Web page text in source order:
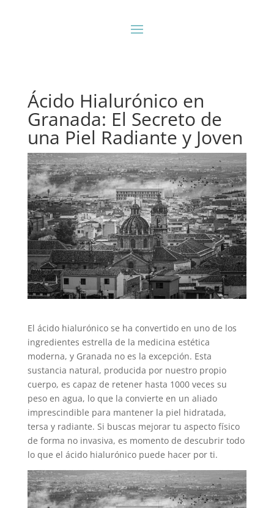
Ácido Hialurónico en
Granada: El Secreto de
una Piel Radiante y Joven
El ácido hialurónico se ha convertido en uno de los
ingredientes estrella de la medicina estética
moderna, y Granada no es la excepción. Esta
sustancia natural, producida por nuestro propio
cuerpo, es capaz de retener hasta 1000 veces su
peso en agua, lo que la convierte en un aliado
imprescindible para mantener la piel hidratada,
tersa y radiante. Si buscas mejorar tu aspecto físico
de forma no invasiva, es momento de descubrir todo
lo que el ácido hialurónico puede hacer por ti.